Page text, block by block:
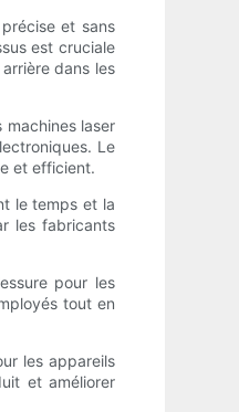
et sans
est cruciale
dans les
machines laser
Le
et efficient.
le temps et la
les fabricants
pour les
tout en
les appareils
et améliorer